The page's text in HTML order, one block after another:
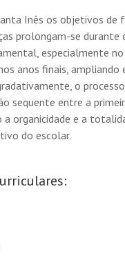
Inês os objetivos de
prolongam-se durante
especialmente
anos finais, ampliando
o
sequente entre a
a organicidade e a
do escolar.